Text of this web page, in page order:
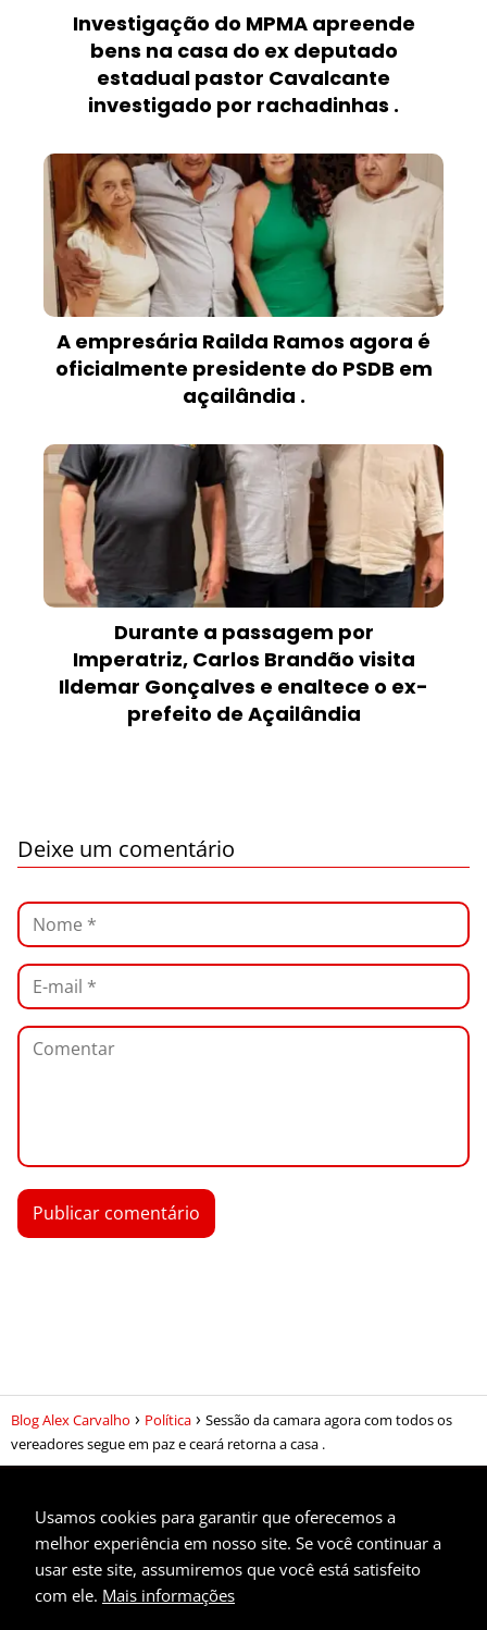
Investigação do MPMA apreende
bens na casa do ex deputado
estadual pastor Cavalcante
investigado por rachadinhas .
A empresária Railda Ramos agora é
oficialmente presidente do PSDB em
açailândia .
Durante a passagem por
Imperatriz, Carlos Brandão visita
Ildemar Gonçalves e enaltece o ex-
prefeito de Açailândia
Deixe um comentário
Blog Alex Carvalho Política
Sessão da camara agora com todos os
vereadores segue em paz e ceará retorna a casa .
Privacidade
Usamos cookies para garantir que oferecemos a
melhor experiência em nosso site. Se você continuar a
usar este site, assumiremos que você está satisfeito
com ele. Mais informações